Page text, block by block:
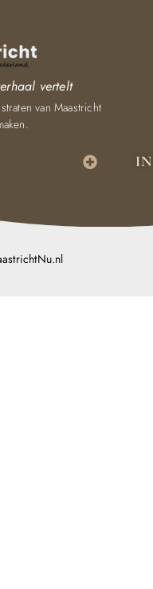
vertelt
van Maastricht